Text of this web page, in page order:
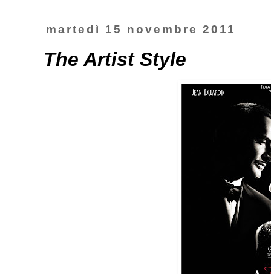
martedì 15 novembre 2011
The Artist Style